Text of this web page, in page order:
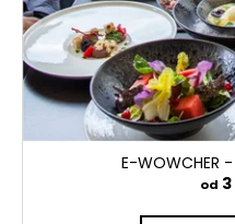
o
d
u
k
t
E-WOWCHER -
od
a
j
í
?